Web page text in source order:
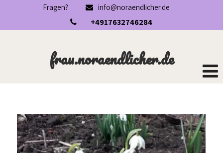
Fragen? info@noraendlicher.de
+4917632746284
frau.noraendlicher.de